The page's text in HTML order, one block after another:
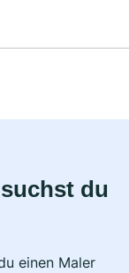
du
einen Maler